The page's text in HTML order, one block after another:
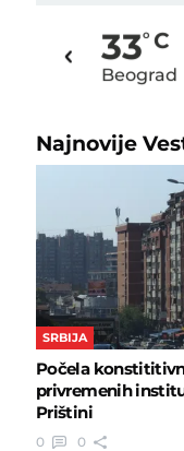
33o C
Beograd
Najnovije
SRBIJA
Počela
privremenih
Prištini
0
0